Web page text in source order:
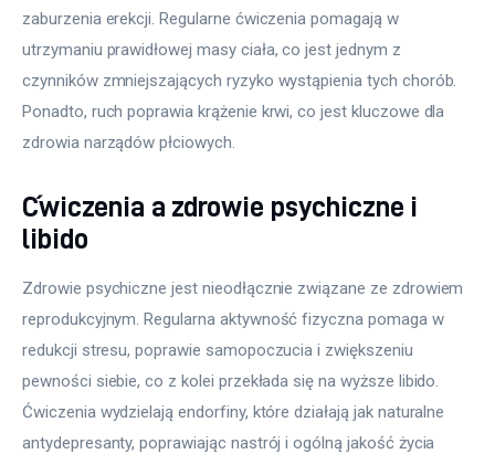
zaburzenia erekcji. Regularne ćwiczenia pomagają w
utrzymaniu prawidłowej masy ciała, co jest jednym z
czynników zmniejszających ryzyko wystąpienia tych chorób.
Ponadto, ruch poprawia krążenie krwi, co jest kluczowe dla
zdrowia narządów płciowych.
Ćwiczenia a zdrowie psychiczne i
libido
Zdrowie psychiczne jest nieodłącznie związane ze zdrowiem
reprodukcyjnym. Regularna aktywność fizyczna pomaga w
redukcji stresu, poprawie samopoczucia i zwiększeniu
pewności siebie, co z kolei przekłada się na wyższe libido.
Ćwiczenia wydzielają endorfiny, które działają jak naturalne
antydepresanty, poprawiając nastrój i ogólną jakość życia